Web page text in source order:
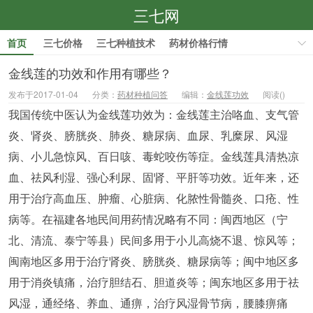
三七网
首页 三七价格 三七种植技术
药材价格行情
药材种植技术
金线莲的功效和作用有哪些？
发布于2017-01-04 分类： 药材种植问答 编辑： 金线莲功效 阅读()
我国传统中医认为金线莲功效为：金线莲主治咯血、支气管
炎、肾炎、膀胱炎、肺炎、糖尿病、血尿、乳糜尿、风湿
病、小儿急惊风、百日咳、毒蛇咬伤等症。金线莲具清热凉
血、祛风利湿、强心利尿、固肾、平肝等功效。近年来，还
用于治疗高血压、肿瘤、心脏病、化脓性骨髓炎、口疮、性
病等。在福建各地民间用药情况略有不同：闽西地区（宁
北、清流、泰宁等县）民间多用于小儿高烧不退、惊风等；
闽南地区多用于治疗肾炎、膀胱炎、糖尿病等；闽中地区多
用于消炎镇痛，治疗胆结石、胆道炎等；闽东地区多用于祛
风湿，通经络、养血、通痹，治疗风湿骨节病，腰膝痹痛